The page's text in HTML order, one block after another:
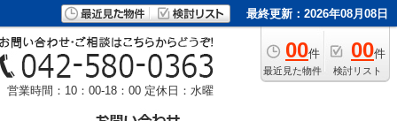
最終更新：2026年08月08日
00件
最近見た物件
00件
検討リスト
営業時間：10：00-18：00 定休日：水曜